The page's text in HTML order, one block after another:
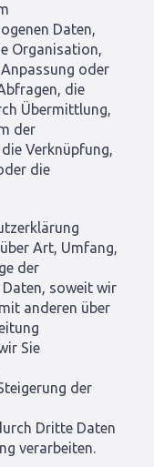
Daten,
Organisation,
oder
die
Übermittlung,
der
Verknüpfung,
die
Art, Umfang,
der
soweit wir
anderen über
Sie
der
Dritte Daten
verarbeiten.